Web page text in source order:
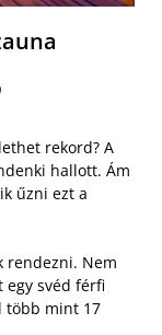
rekord? A
hallott. Ám
űzni ezt a
rendezni. Nem
egy svéd férfi
több mint 17